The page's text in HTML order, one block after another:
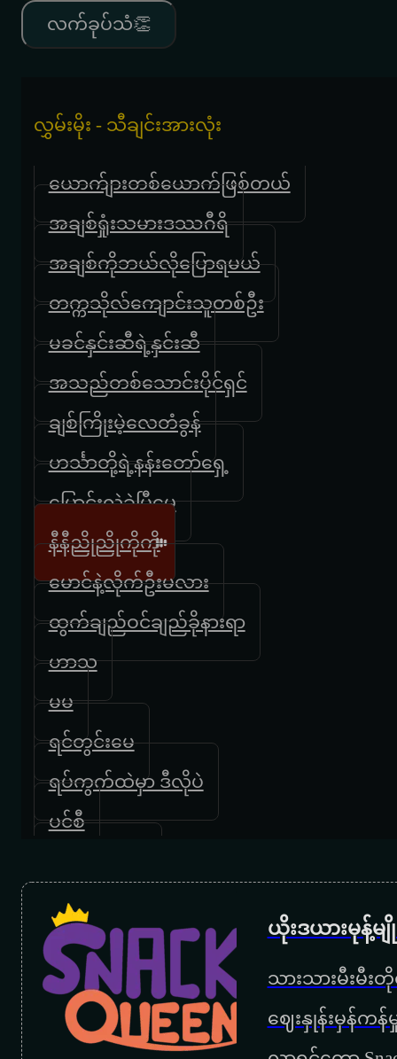
လက်ခုပ်သံ👏
လွှမ်းမိုး - သီချင်းအားလုံး
ယောက်ျားတစ်ယောက်ဖြစ်တယ်
အချစ်ရှုံးသမားဒဿဂီရိ
အချစ်ကိုဘယ်လိုပြောရမယ်
တက္ကသိုလ်ကျောင်းသူတစ်ဦး
မခင်နှင်းဆီရဲ့နှင်းဆီ
အသည်တစ်သောင်းပိုင်ရှင်
ချစ်ကြိုးမဲ့လေတံခွန်
ဟင်္သာတို့ရဲ့နန်းတော်ရှေ့
ပြောင်းလဲခဲ့ပြီ‌မေ
နီနီညိုညိုကိုကို
မောင်နဲ့လိုက်ဦးမလား
ထွက်ချည်ဝင်ချည်ခိုနားရာ
ဟာသ
မမ
ရင်တွင်းမေ
ရပ်ကွက်ထဲမှာ ဒီလိုပဲ
ပင်စီ
မအေးကိုချစ်လို့ပါ
အဖေ
ကိုပေါ
ကြယ်ကြွေညတိုင်းဆုတောင်းမယ်
ယိုးဒယားမုန့်
သားသားမီးမီး
ဈေးနှုန်းမှန်က